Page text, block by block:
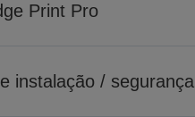
Print Pro
instalação / segurança